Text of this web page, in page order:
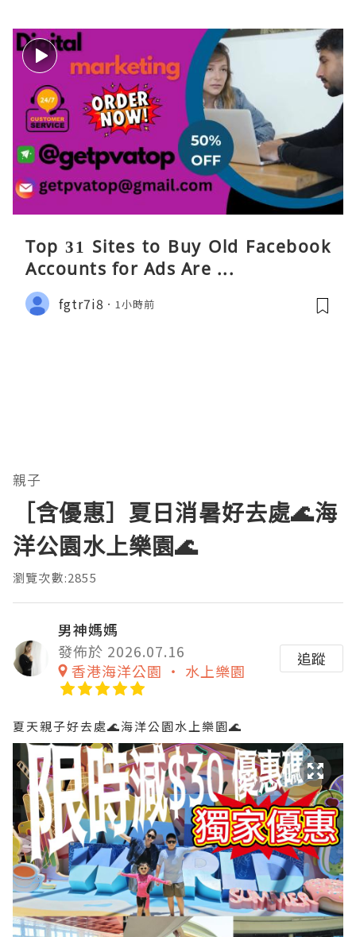
Top 31 Sites to Buy Old Facebook
Accounts​ for Ads Are ...
fgtr7i8 1小時前
親子
［含優惠］夏日消暑好去處🌊海
洋公園水上樂園🌊
瀏覽次數:2855
男神媽媽
發佈於 2026.07.16
香港海洋公園 ‧ 水上樂園
追蹤
夏天親子好去處🌊海洋公園水上樂園🌊